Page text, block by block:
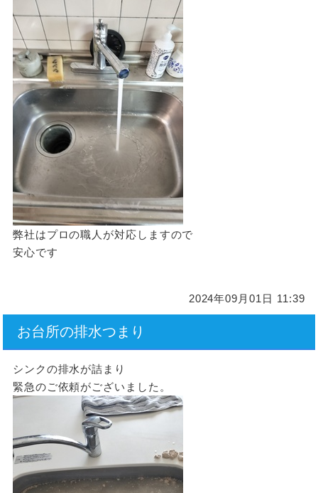
弊社はプロの職人が対応しますので
安心です
2024年09月01日 11:39
お台所の排水つまり
シンクの排水が詰まり
緊急のご依頼がございました。